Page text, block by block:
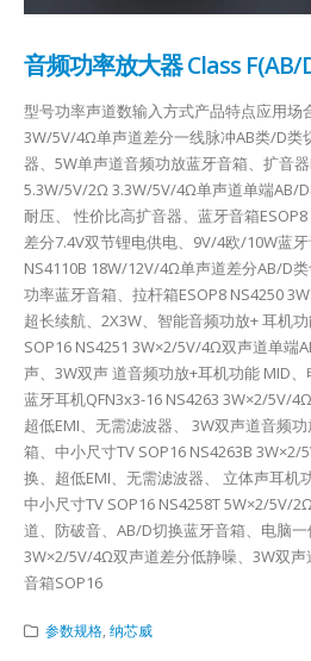
音频功率放大器 Class F(AB/
型号功率声道数输入方式产品特点应用场
3W/5V/4Ω单声道差分一线脉冲AB类/D类
器、5W单声道音频功放蓝牙音箱、扩音器
5.3W/5V/2Ω 3.3W/5V/4Ω单声道单端AB/
耐压、 性价比高扩音器、蓝牙音箱
差分7.4V双节锂电供电、9V/4欧/10W蓝
NS4110B 18W/12V/4Ω单声道差分AB/D
功率蓝牙音箱、拉杆箱ESOP8 NS4250
超长续航、2X3W、智能音频功放+ 耳机
SOP16 NS4251 3W×2/5V/4Ω双声道单端
声、3W双声 道音频功放+耳机功能 MID、
蓝牙耳机QFN3x3-16 NS4263 3W×2/5V/
超低EMI、无需滤波器、 3W双声道音频
箱、中小尺寸TV SOP16 NS4263B
换、超低EMI、无需滤波器、 立体声耳机
中小尺寸TV SOP16 NS4258T 5W×2/5V/
道、防破音、AB/D切换蓝牙音箱、电脑一
3W×2/5V/4Ω双声道差分低静噪、3W双
音箱SOP16
参数规格, 纳芯威